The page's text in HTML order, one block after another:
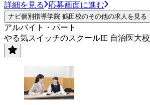
詳細を見る 応募画面に進む
ナビ個別指導学院 鶴田校のその他の求人を見る
アルバイト・パート
やる気スイッチのスクールIE 自治医大校